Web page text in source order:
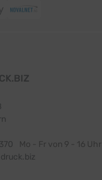
Mo - Fr von 9 - 16 Uhr